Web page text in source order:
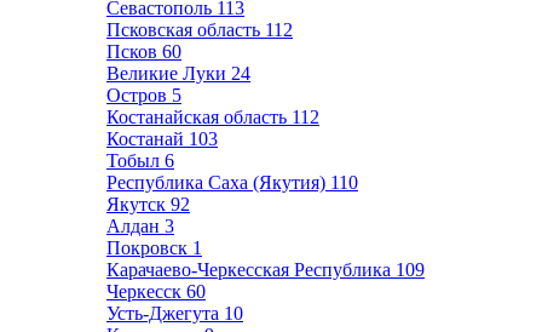
Севастополь 113
Псковская область 112
Псков 60
Великие Луки 24
Остров 5
Костанайская область 112
Костанай 103
Тобыл 6
Республика Саха (Якутия) 110
Якутск 92
Алдан 3
Покровск 1
Карачаево-Черкесская Республика 109
Черкесск 60
Усть-Джегута 10